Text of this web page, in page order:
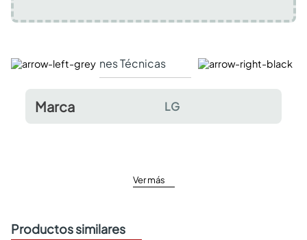
Especificaciones Técnicas Comentarios y
Marca LG
Ver más
Productos similares